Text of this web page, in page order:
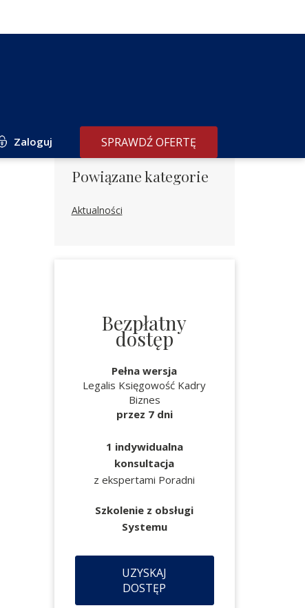
Zaloguj SPRAWDŹ OFERTĘ
Powiązane kategorie
Aktualności
Bezpłatny
dostęp
Pełna wersja
Legalis Księgowość Kadry
Biznes
przez 7 dni
1 indywidualna
konsultacja
z ekspertami Poradni
Szkolenie z obsługi
Systemu
UZYSKAJ
DOSTĘP